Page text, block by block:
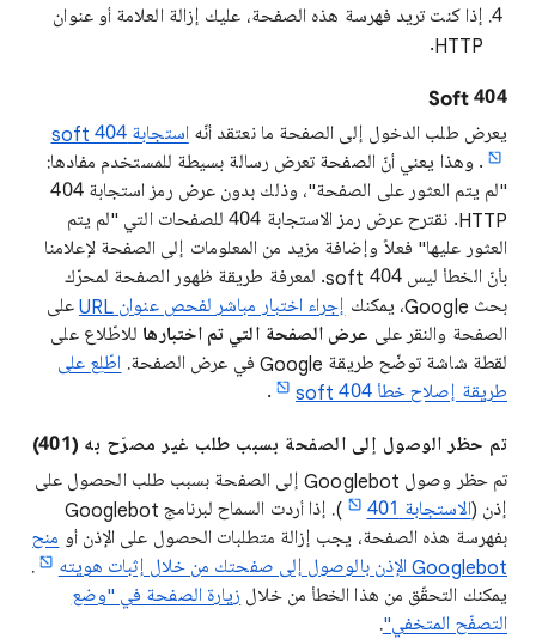
إذا كنت تريد فهرسة هذه الصفحة، عليك إزالة العلامة أو عنوان
HTTP.
Soft 404
يعرض طلب الدخول إلى الصفحة ما نعتقد أنّهاستجابة soft 404
. وهذا يعني أنّ الصفحة تعرض رسالة بسيطة للمستخدم مفادها:
"لم يتم العثور على الصفحة"، وذلك بدون عرض رمز استجابة 404
HTTP. نقترح عرض رمز الاستجابة 404 للصفحات التي "لم يتم
العثور عليها" فعلاً وإضافة مزيد من المعلومات إلى الصفحة لإعلامنا
بأنّ الخطأ ليس soft 404. لمعرفة طريقة ظهور الصفحة لمحرّك
بحث Google، يمكنك
إجراء اختبار مباشر لفحص عنوان URL
على
الصفحة والنقر على عرض الصفحة التي تم اختبارها للاطّلاع على
لقطة شاشة توضّح طريقة Google في عرض الصفحة.
اطّلِع على
طريقة إصلاح خطأ soft 404
.
تم حظر الوصول إلى الصفحة بسبب طلب غير مصرّح به (401)
تم حظر وصول Googlebot إلى الصفحة بسبب طلب الحصول على
إذن (الاستجابة 401
). إذا أردت السماح لبرنامج Googlebot
بفهرسة هذه الصفحة، يجب إزالة متطلبات الحصول على الإذن أو منح
Googlebot الإذن بالوصول إلى صفحتك من خلال إثبات هويته
.
يمكنك التحقّق من هذا الخطأ من خلال زيارة الصفحة في "وضع
التصفّح المتخفي".